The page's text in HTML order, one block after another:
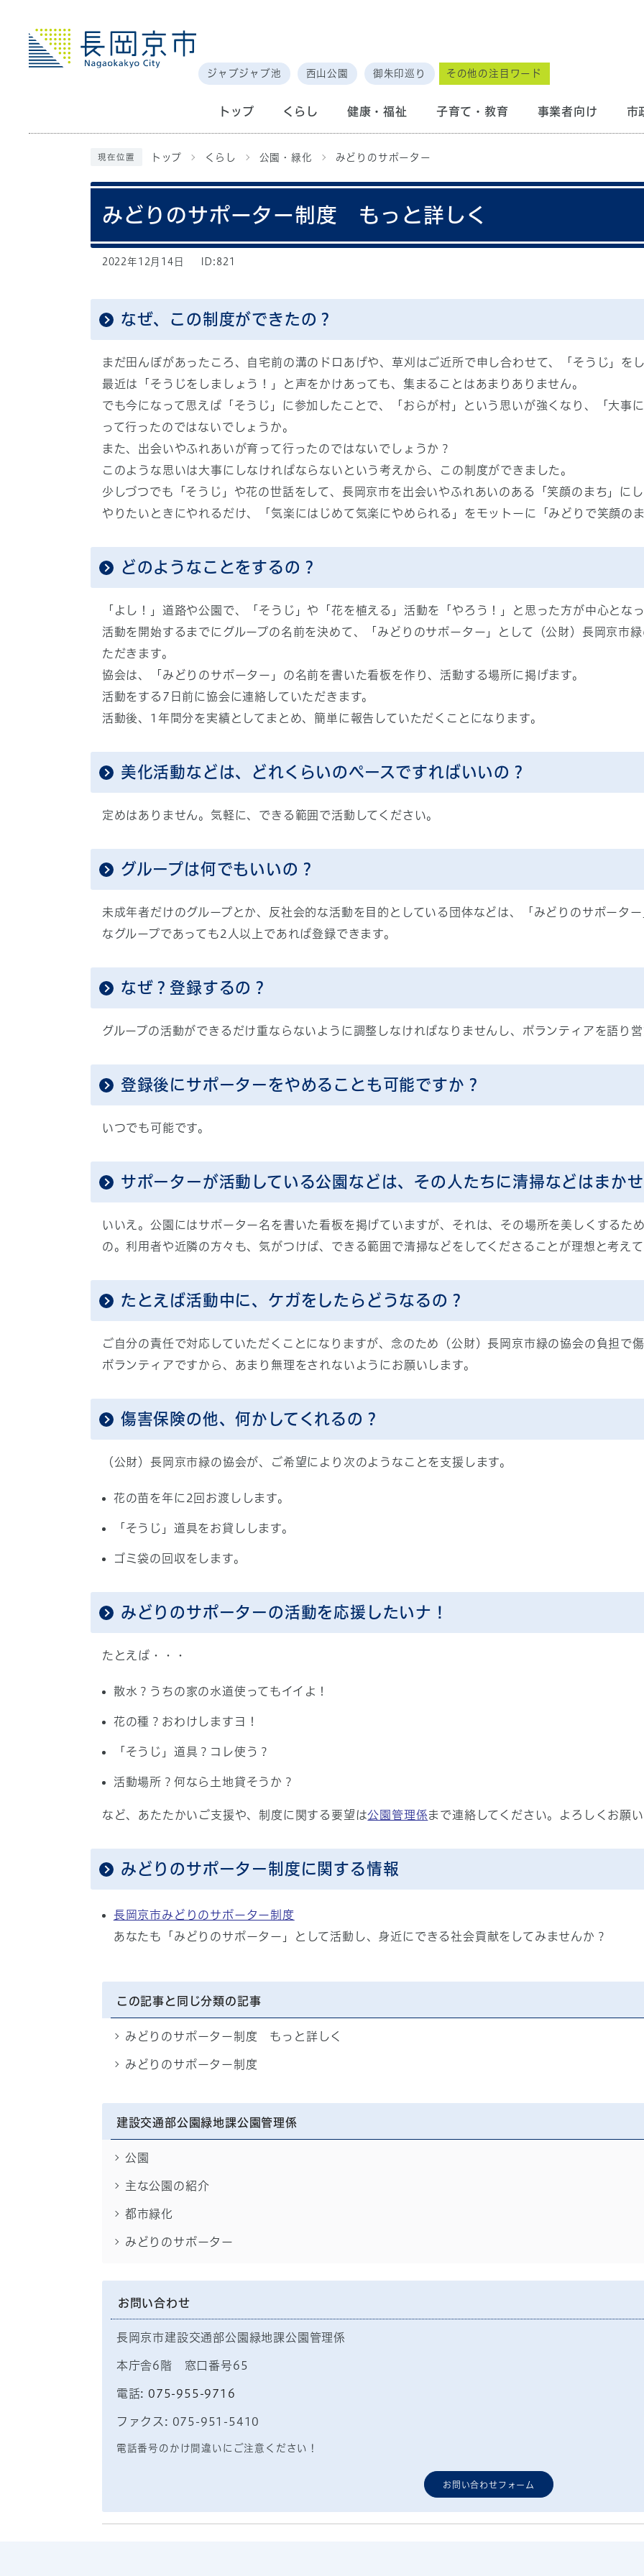
ジャブジャブ池 西山公園 御朱印巡り その他の注目ワード
トップ くらし 健康・福祉 子育て・教育 事業者向け 市
現在位置 トップ くらし 公園・緑化 みどりのサポーター
みどりのサポーター制度 もっと詳しく
2022年12月14日 ID:821
なぜ、この制度ができたの？
まだ田んぼがあったころ、自宅前の溝のドロあげや、草刈はご近所で申し合わせて、「そうじ」を
最近は「そうじをしましょう！」と声をかけあっても、集まることはあまりありません。
でも今になって思えば「そうじ」に参加したことで、「おらが村」という思いが強くなり、「大事
って行ったのではないでしょうか。
また、出会いやふれあいが育って行ったのではないでしょうか？
このような思いは大事にしなければならないという考えから、この制度ができました。
少しづつでも「そうじ」や花の世話をして、長岡京市を出会いやふれあいのある「笑顔のまち」に
やりたいときにやれるだけ、「気楽にはじめて気楽にやめられる」をモットーに「みどりで笑顔の
どのようなことをするの？
「よし！」道路や公園で、「そうじ」や「花を植える」活動を「やろう！」と思った方が中心とな
活動を開始するまでにグループの名前を決めて、「みどりのサポーター」として（公財）長岡京市
ただきます。
協会は、「みどりのサポーター」の名前を書いた看板を作り、活動する場所に掲げます。
活動をする7日前に協会に連絡していただきます。
活動後、1年間分を実績としてまとめ、簡単に報告していただくことになります。
美化活動などは、どれくらいのペースですればいいの？
定めはありません。気軽に、できる範囲で活動してください。
グループは何でもいいの？
未成年者だけのグループとか、反社会的な活動を目的としている団体などは、「みどりのサポータ
なグループであっても2人以上であれば登録できます。
なぜ？登録するの？
グループの活動ができるだけ重ならないように調整しなければなりませんし、ボランティアを語り
登録後にサポーターをやめることも可能ですか？
いつでも可能です。
サポーターが活動している公園などは、その人たちに清掃などはまか
いいえ。公園にはサポーター名を書いた看板を掲げていますが、それは、その場所を美しくするた
の。利用者や近隣の方々も、気がつけば、できる範囲で清掃などをしてくださることが理想と考え
たとえば活動中に、ケガをしたらどうなるの？
ご自分の責任で対応していただくことになりますが、念のため（公財）長岡京市緑の協会の負担で
ボランティアですから、あまり無理をされないようにお願いします。
傷害保険の他、何かしてくれるの？
（公財）長岡京市緑の協会が、ご希望により次のようなことを支援します。
花の苗を年に2回お渡しします。
「そうじ」道具をお貸しします。
ゴミ袋の回収をします。
みどりのサポーターの活動を応援したいナ！
たとえば・・・
散水？うちの家の水道使ってもイイよ！
花の種？おわけしますヨ！
「そうじ」道具？コレ使う？
活動場所？何なら土地貸そうか？
など、あたたかいご支援や、制度に関する要望は公園管理係まで連絡してください。よろしくお願
みどりのサポーター制度に関する情報
長岡京市みどりのサポーター制度
あなたも「みどりのサポーター」として活動し、身近にできる社会貢献をしてみませんか？
この記事と同じ分類の記事
みどりのサポーター制度 もっと詳しく
みどりのサポーター制度
建設交通部公園緑地課公園管理係
公園
主な公園の紹介
都市緑化
みどりのサポーター
お問い合わせ
長岡京市建設交通部公園緑地課公園管理係
本庁舎6階 窓口番号65
電話: 075-955-9716
ファクス: 075-951-5410
電話番号のかけ間違いにご注意ください！
お問い合わせフォーム